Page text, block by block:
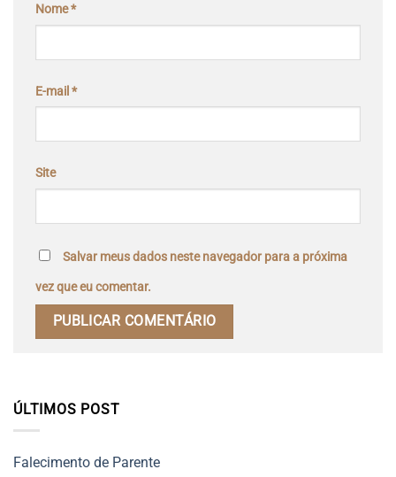
Nome*
E-mail *
Site
Salvar meus dados neste navegador para a próxima
vez que eu comentar.
ÚLTIMOS POST
Falecimento de Parente